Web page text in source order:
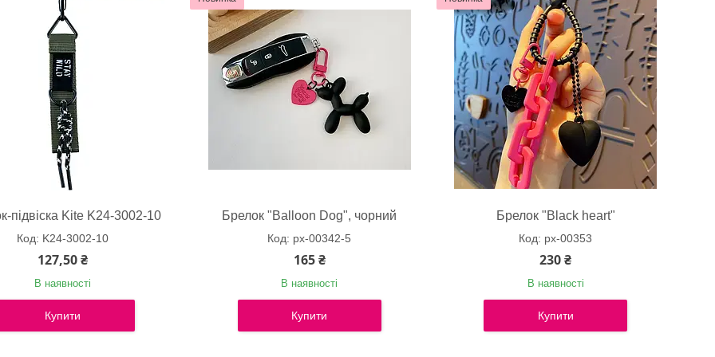
підвіска Kite K24-3002-10
K24-3002-10
127,50 ₴
В наявності
Купити
Брелок "Balloon Dog", чорний
px-00342-5
165 ₴
В наявності
Купити
Брелок "Black heart"
px-00353
230 ₴
В наявності
Купити